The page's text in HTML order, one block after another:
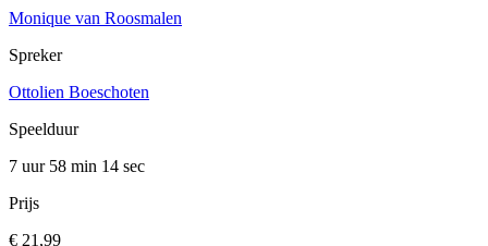
Monique van Roosmalen
Spreker
Ottolien Boeschoten
Speelduur
7 uur 58 min 14 sec
Prijs
€ 21,99